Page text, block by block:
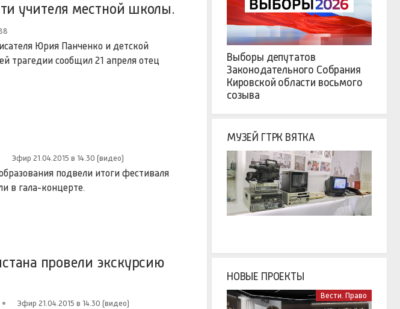
учителя местной школы.
Юрия Панченко и детской
трагедии сообщил 21 апреля отец
Эфир 21.04.2015 в 14.30 (видео)
подвели итоги фестиваля
в гала-концерте.
провели экскурсию
Эфир 21.04.2015 в 14.30 (видео)
Выборы депутатов
Законодательного Собрания
Кировской области восьмого
созыва
МУЗЕЙ ГТРК ВЯТКА
НОВЫЕ ПРОЕКТЫ
Вести. Право